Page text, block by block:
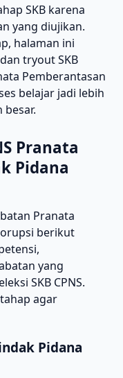
SKB karena
yang diujikan.
halaman ini
tryout SKB
Pemberantasan
belajar jadi lebih
Pranata
Pidana
Pranata
berikut
yang
SKB CPNS.
agar
Pidana